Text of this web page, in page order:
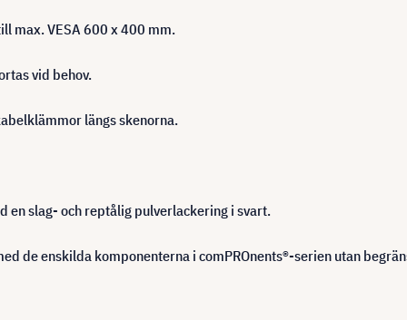
max. VESA 600 x 400 mm.
vid behov.
längs skenorna.
en slag- och reptålig pulverlackering i svart.
de enskilda komponenterna i comPROnents®-serien utan